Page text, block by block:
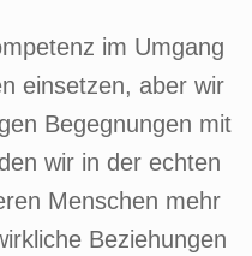
im Umgang
einsetzen, aber wir
Begegnungen mit
wir in der echten
Menschen mehr
Beziehungen